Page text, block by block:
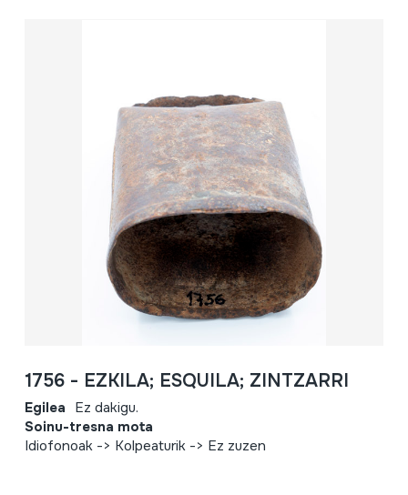
1756 - EZKILA; ESQUILA; ZINTZARRI
Egilea Ez dakigu.
Soinu-tresna mota
Idiofonoak -> Kolpeaturik -> Ez zuzen